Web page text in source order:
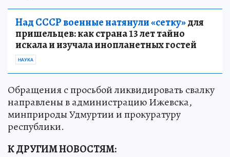
Над СССР военные натянули «сетку»для
пришельцев: как страна 13 лет тайно
искала и изучала инопланетных гостей
НАУКА
Обращения с просьбой ликвидировать свалку
направлены в администрацию Ижевска,
минприроды Удмуртии и прокуратуру
республики.
К ДРУГИМ НОВОСТЯМ: